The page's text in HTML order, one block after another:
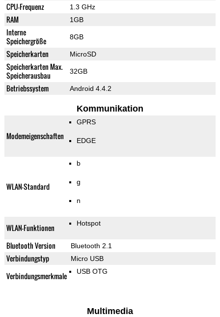
CPU-Frequenz 1.3 GHz
RAM 1GB
Interne
Speichergröße
8GB
Speicherkarten MicroSD
Speicherkarten Max.
Speicherausbau
32GB
Betriebssystem Android 4.4.2
Kommunikation
Modemeigenschaften
GPRS
EDGE
WLAN-Standard
b
g
n
WLAN-Funktionen Hotspot
Bluetooth Version Bluetooth 2.1
Verbindungstyp Micro USB
Verbindungsmerkmale USB OTG
Multimedia